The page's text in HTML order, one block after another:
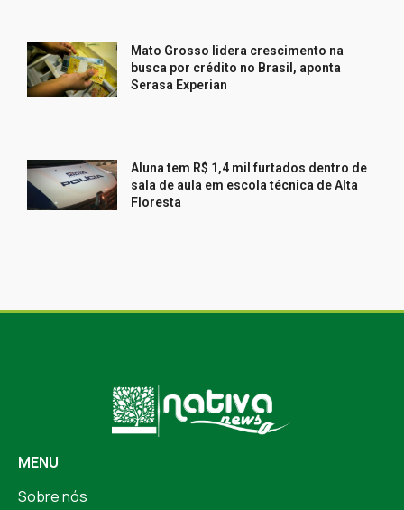
Mato Grosso lidera crescimento na
busca por crédito no Brasil, aponta
Serasa Experian
Aluna tem R$ 1,4 mil furtados dentro de
sala de aula em escola técnica de Alta
Floresta
MENU
Sobre nós